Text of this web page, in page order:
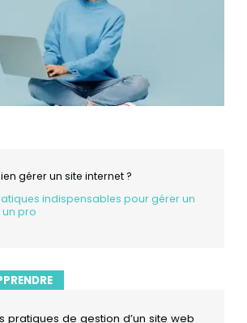
gérer un site internet ?
indispensables pour gérer un
pro
pratiques de gestion d’un site web